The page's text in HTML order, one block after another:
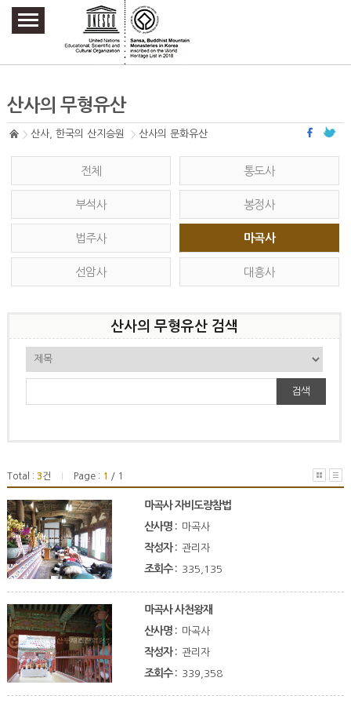
주요메뉴 바로가기
본문 바로가기
하단메뉴 바로가기
산사의 무형유산
산사, 한국의 산지승원 산사의 문화유산
전체 통도사
부석사 봉정사
법주사 마곡사
선암사 대흥사
산사의 무형유산 검색
검색
Total : 3건 Page : 1 / 1
마곡사 자비도량참법
산사명 : 마곡사
작성자 : 관리자
조회수 : 335,135
마곡사 사천왕재
산사명 : 마곡사
작성자 : 관리자
조회수 : 339,358